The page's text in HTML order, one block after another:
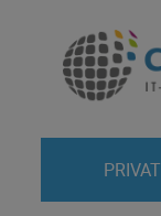
PRIVAT